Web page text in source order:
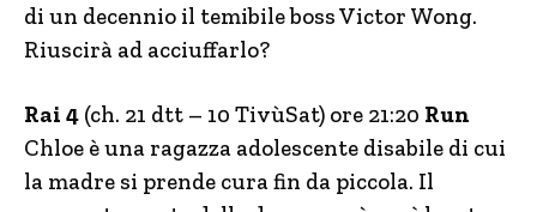
di un decennio il temibile boss Victor Wong.
Riuscirà ad acciuffarlo?
Rai 4 (ch. 21 dtt – 10 TivùSat) ore 21:20 Run
Chloe è una ragazza adolescente disabile di cui
la madre si prende cura fin da piccola. Il